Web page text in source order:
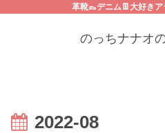
革靴👞デニム👖大好き
のっちナナオ
2022-08